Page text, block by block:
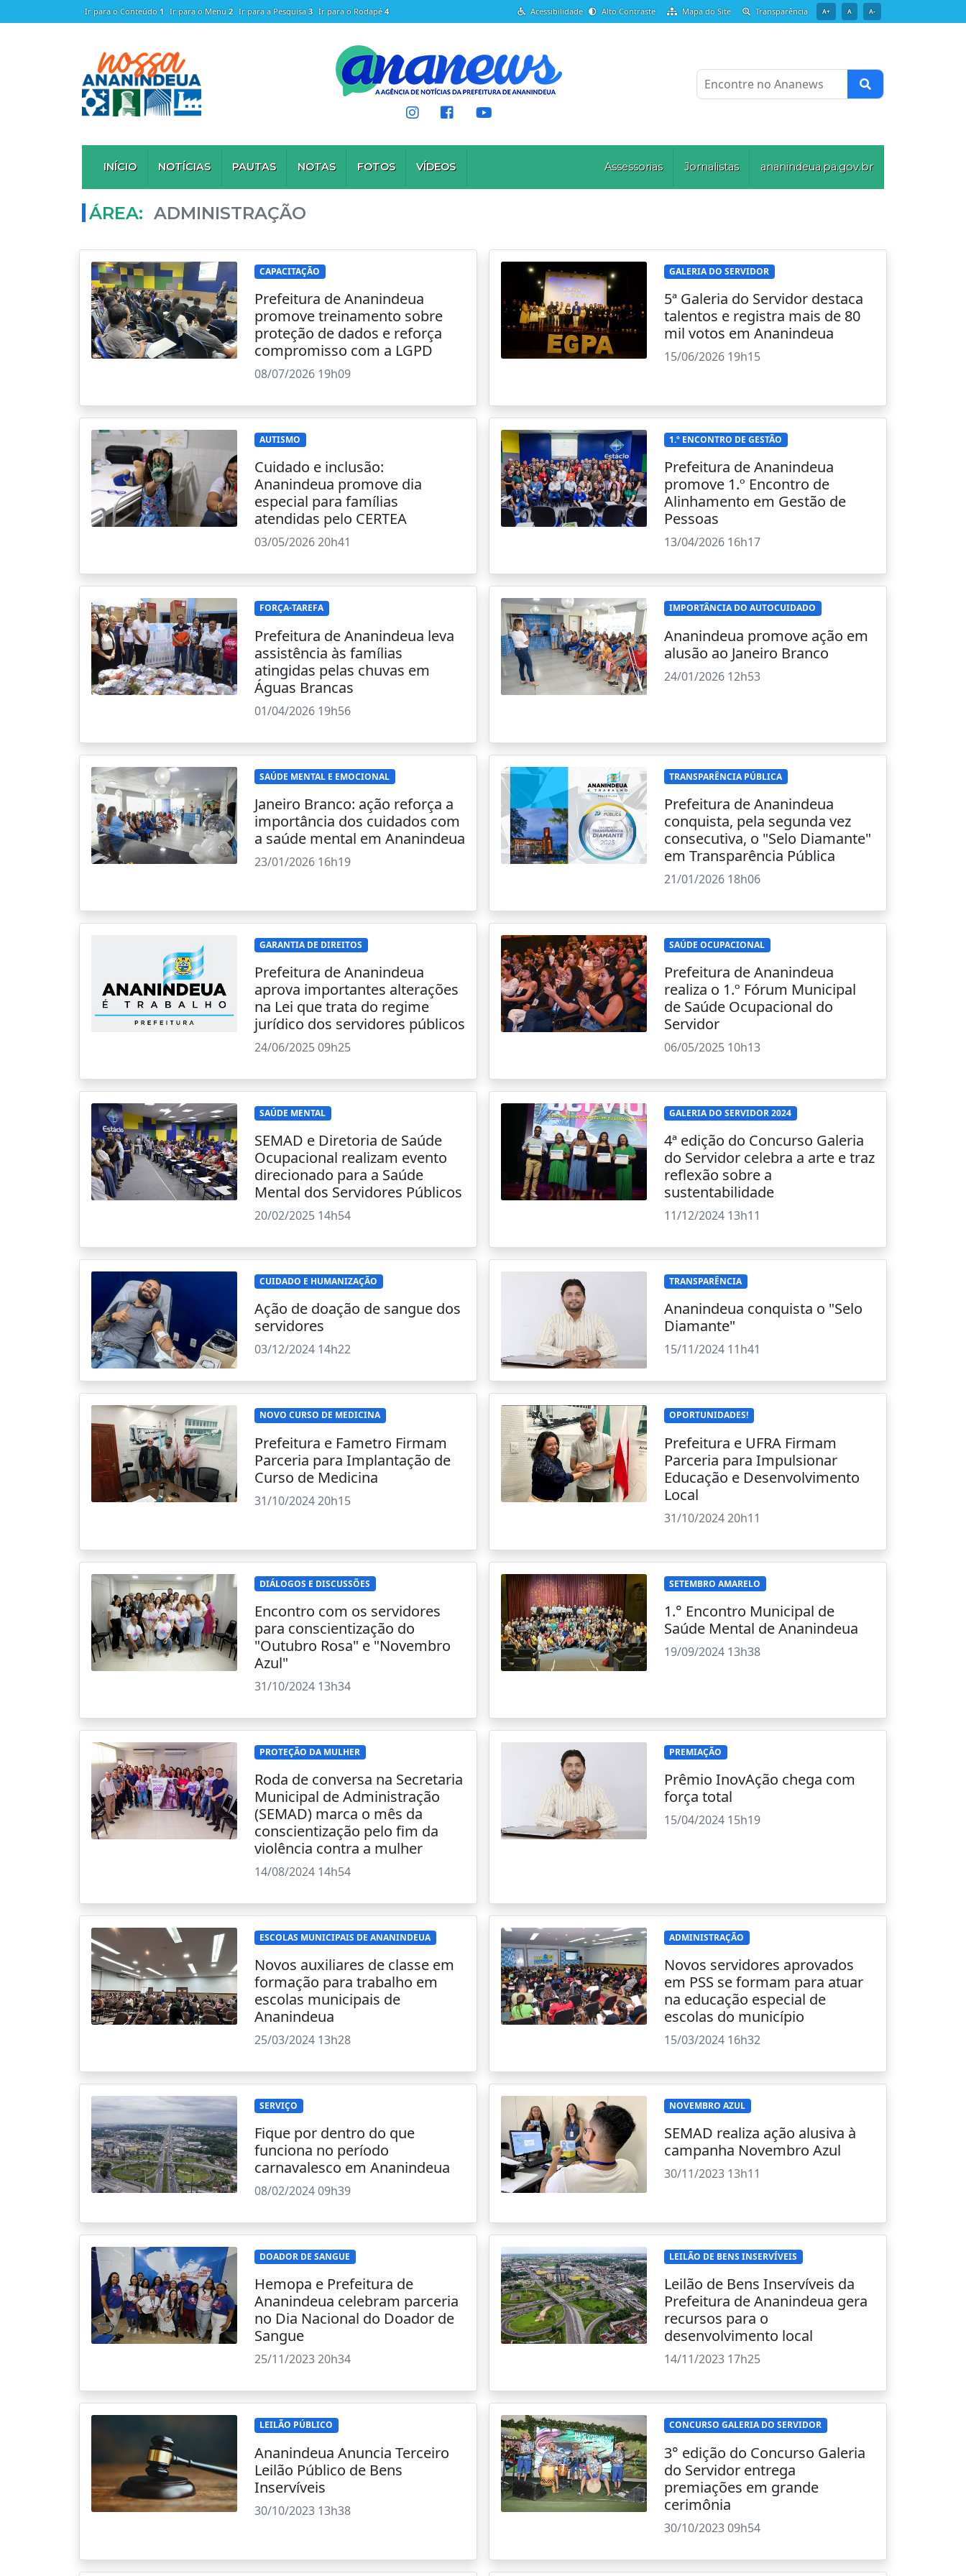
Ir para o Conteúdo 1 Ir para o Menu 2 Ir para a Pesquisa 3 Ir para o Rodapé4 Acessibilidade Alto Contraste Mapa do Site Transparência A+ A A-
Encontre no Ananews
INÍCIO NOTÍCIAS PAUTAS NOTAS FOTOS VÍDEOS Assessorias Jornalistas ananindeua.pa.gov.br
ÁREA: ADMINISTRAÇÃO
CAPACITAÇÃO
Prefeitura de Ananindeua
promove treinamento sobre
proteção de dados e reforça
compromisso com a LGPD
08/07/2026 19h09
GALERIA DO SERVIDOR
5ª Galeria do Servidor destaca
talentos e registra mais de 80
mil votos em Ananindeua
15/06/2026 19h15
AUTISMO
Cuidado e inclusão:
Ananindeua promove dia
especial para famílias
atendidas pelo CERTEA
03/05/2026 20h41
1.º ENCONTRO DE GESTÃO
Prefeitura de Ananindeua
promove 1.º Encontro de
Alinhamento em Gestão de
Pessoas
13/04/2026 16h17
FORÇA-TAREFA
Prefeitura de Ananindeua leva
assistência às famílias
atingidas pelas chuvas em
Águas Brancas
01/04/2026 19h56
IMPORTÂNCIA DO AUTOCUIDADO
Ananindeua promove ação em
alusão ao Janeiro Branco
24/01/2026 12h53
SAÚDE MENTAL E EMOCIONAL
Janeiro Branco: ação reforça a
importância dos cuidados com
a saúde mental em Ananindeua
23/01/2026 16h19
TRANSPARÊNCIA PÚBLICA
Prefeitura de Ananindeua
conquista, pela segunda vez
consecutiva, o "Selo Diamante"
em Transparência Pública
21/01/2026 18h06
GARANTIA DE DIREITOS
Prefeitura de Ananindeua
aprova importantes alterações
na Lei que trata do regime
jurídico dos servidores públicos
24/06/2025 09h25
SAÚDE OCUPACIONAL
Prefeitura de Ananindeua
realiza o 1.º Fórum Municipal
de Saúde Ocupacional do
Servidor
06/05/2025 10h13
SAÚDE MENTAL
SEMAD e Diretoria de Saúde
Ocupacional realizam evento
direcionado para a Saúde
Mental dos Servidores Públicos
20/02/2025 14h54
GALERIA DO SERVIDOR 2024
4ª edição do Concurso Galeria
do Servidor celebra a arte e traz
reflexão sobre a
sustentabilidade
11/12/2024 13h11
CUIDADO E HUMANIZAÇÃO
Ação de doação de sangue dos
servidores
03/12/2024 14h22
TRANSPARÊNCIA
Ananindeua conquista o "Selo
Diamante"
15/11/2024 11h41
NOVO CURSO DE MEDICINA
Prefeitura e Fametro Firmam
Parceria para Implantação de
Curso de Medicina
31/10/2024 20h15
OPORTUNIDADES!
Prefeitura e UFRA Firmam
Parceria para Impulsionar
Educação e Desenvolvimento
Local
31/10/2024 20h11
DIÁLOGOS E DISCUSSÕES
Encontro com os servidores
para conscientização do
"Outubro Rosa" e "Novembro
Azul"
31/10/2024 13h34
SETEMBRO AMARELO
1.° Encontro Municipal de
Saúde Mental de Ananindeua
19/09/2024 13h38
PROTEÇÃO DA MULHER
Roda de conversa na Secretaria
Municipal de Administração
(SEMAD) marca o mês da
conscientização pelo fim da
violência contra a mulher
14/08/2024 14h54
PREMIAÇÃO
Prêmio InovAção chega com
força total
15/04/2024 15h19
ESCOLAS MUNICIPAIS DE ANANINDEUA
Novos auxiliares de classe em
formação para trabalho em
escolas municipais de
Ananindeua
25/03/2024 13h28
ADMINISTRAÇÃO
Novos servidores aprovados
em PSS se formam para atuar
na educação especial de
escolas do município
15/03/2024 16h32
SERVIÇO
Fique por dentro do que
funciona no período
carnavalesco em Ananindeua
08/02/2024 09h39
NOVEMBRO AZUL
SEMAD realiza ação alusiva à
campanha Novembro Azul
30/11/2023 13h11
DOADOR DE SANGUE
Hemopa e Prefeitura de
Ananindeua celebram parceria
no Dia Nacional do Doador de
Sangue
25/11/2023 20h34
LEILÃO DE BENS INSERVÍVEIS
Leilão de Bens Inservíveis da
Prefeitura de Ananindeua gera
recursos para o
desenvolvimento local
14/11/2023 17h25
LEILÃO PÚBLICO
Ananindeua Anuncia Terceiro
Leilão Público de Bens
Inservíveis
30/10/2023 13h38
CONCURSO GALERIA DO SERVIDOR
3° edição do Concurso Galeria
do Servidor entrega
premiações em grande
cerimônia
30/10/2023 09h54